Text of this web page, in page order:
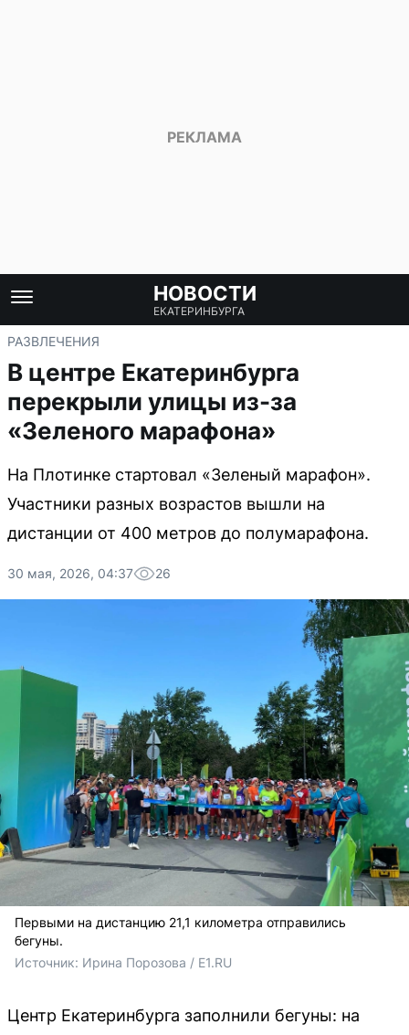
НОВОСТИ
ЕКАТЕРИНБУРГА
РАЗВЛЕЧЕНИЯ
В центре Екатеринбурга
перекрыли улицы из-за
«Зеленого марафона»
На Плотинке стартовал «Зеленый марафон».
Участники разных возрастов вышли на
дистанции от 400 метров до полумарафона.
30 мая, 2026, 04:37 26
Первыми на дистанцию 21,1 километра отправились
бегуны.
Источник: Ирина Порозова / E1.RU
Центр Екатеринбурга заполнили бегуны: на